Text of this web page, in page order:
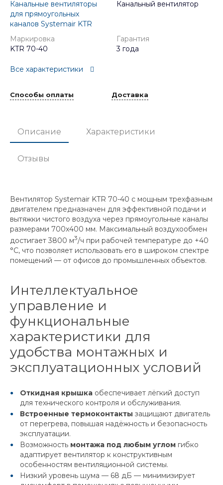
Канальные вентиляторы
для прямоугольных
каналов Systemair KTR
Канальный вентилятор
Маркировка
KTR 70-40
Гарантия
3 года
Все характеристики
Способы оплаты Доставка
Описание Характеристики
Отзывы
Вентилятор Systemair KTR 70-40 с мощным трехфазным
двигателем предназначен для эффективной подачи и
вытяжки чистого воздуха через прямоугольные каналы
размерами 700x400 мм. Максимальный воздухообмен
достигает 3800 м3/ч при рабочей температуре до +40
°C, что позволяет использовать его в широком спектре
помещений — от офисов до промышленных объектов.
Интеллектуальное
управление и
функциональные
характеристики для
удобства монтажных и
эксплуатационных условий
Откидная крышка обеспечивает лёгкий доступ
для технического контроля и обслуживания.
Встроенные термоконтакты защищают двигатель
от перегрева, повышая надёжность и безопасность
эксплуатации.
Возможность монтажа под любым углом гибко
адаптирует вентилятор к конструктивным
особенностям вентиляционной системы.
Низкий уровень шума — 68 дБ — минимизирует